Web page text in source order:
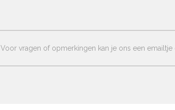
Voor vragen of opmerkingen kan je ons een